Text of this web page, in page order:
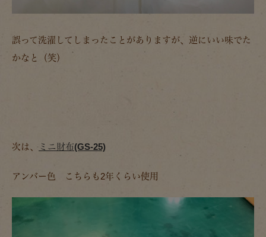
誤って洗濯してしまったことがありますが、逆にいい味でた
かなと（笑）
次は、 ミニ財布(GS-25)
アンバー色 こちらも2年くらい使用